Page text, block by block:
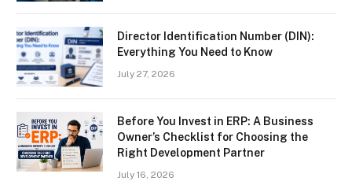
Director Identification Number (DIN):
Everything You Need to Know
July 27, 2026
Before You Invest in ERP: A Business
Owner’s Checklist for Choosing the
Right Development Partner
July 16, 2026